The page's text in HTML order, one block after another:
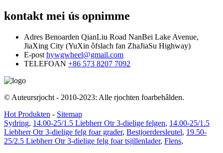
kontakt mei ús opnimme
Adres Benoarden QianLiu Road NanBei Lake Avenue,
JiaXing City (YuXin ôfslach fan ZhaJiaSu Highway)
E-post hywgwheel@gmail.com
TELEFOAN +86 573 8207 7092
© Auteursrjocht - 2010-2023: Alle rjochten foarbehâlden.
Hot Produkten - Sitemap
Sydring, 14.00-25/1.5 Liebherr Otr 3-dielige felgen, 14.00-25/1.5
Liebherr Otr 3-dielige felg foar grader, Bestjoerdersleutel, 19.50-
25/2.5 Liebherr Otr 3-dielige felg foar tsjillenlader, Flens,